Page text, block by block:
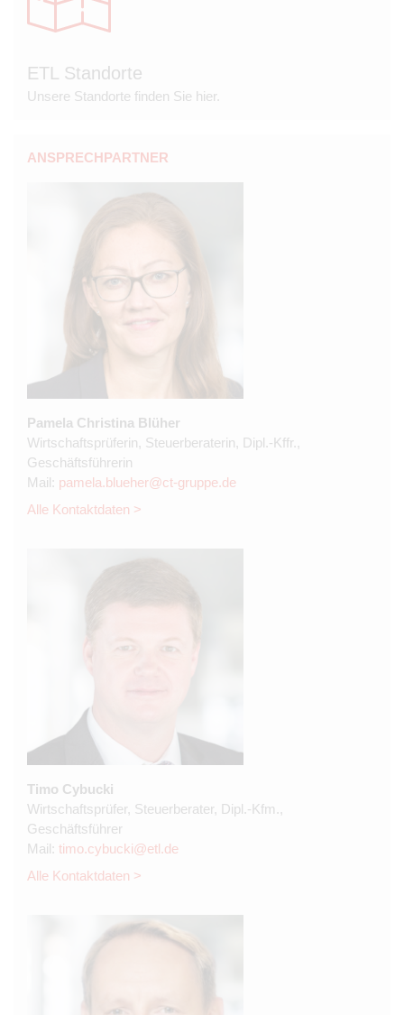
ETL Standorte
Unsere Standorte finden Sie hier.
ANSPRECHPARTNER
Pamela Christina Blüher
Wirtschaftsprüferin, Steuerberaterin, Dipl.-Kffr.,
Geschäftsführerin
Mail: pamela.blueher@ct-gruppe.de
Alle Kontaktdaten >
Timo Cybucki
Wirtschaftsprüfer, Steuerberater, Dipl.-Kfm.,
Geschäftsführer
Mail: timo.cybucki@etl.de
Alle Kontaktdaten >